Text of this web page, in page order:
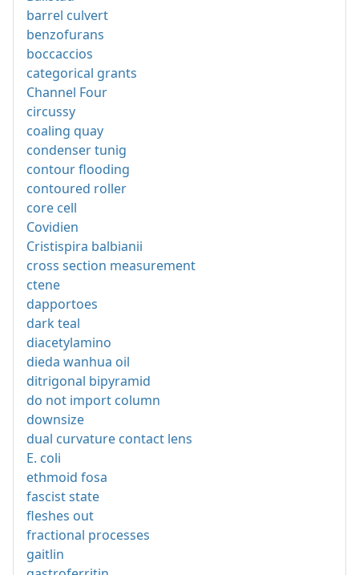
barrel culvert
benzofurans
boccaccios
categorical grants
Channel Four
circussy
coaling quay
condenser tunig
contour flooding
contoured roller
core cell
Covidien
Cristispira balbianii
cross section measurement
ctene
dapportoes
dark teal
diacetylamino
dieda wanhua oil
ditrigonal bipyramid
do not import column
downsize
dual curvature contact lens
E. coli
ethmoid fosa
fascist state
fleshes out
fractional processes
gaitlin